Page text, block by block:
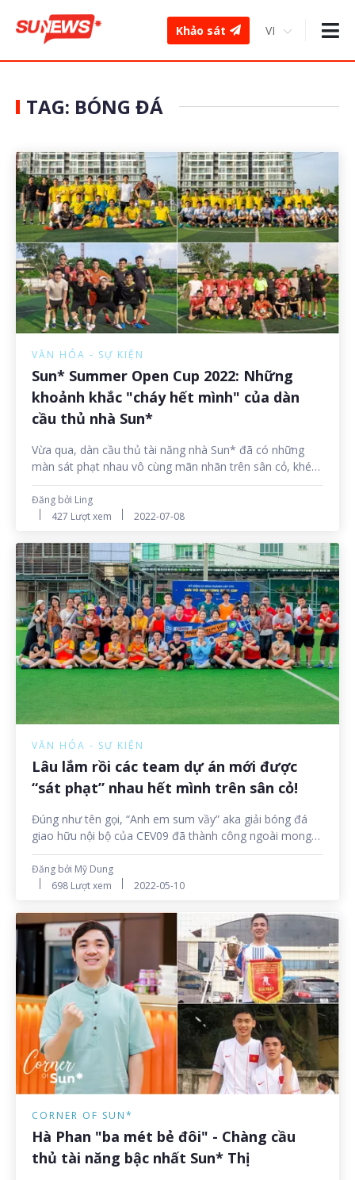
Khảo sát
TAG: BÓNG ĐÁ
VĂN HÓA - SỰ KIỆN
Sun* Summer Open Cup 2022: Những
khoảnh khắc "cháy hết mình" của dàn
cầu thủ nhà Sun*
Vừa qua, dàn cầu thủ tài năng nhà Sun* đã có những
màn sát phạt nhau vô cùng mãn nhãn trên sân cỏ, khép
lại một mùa giải Sun* Summer Open Cup 2022 sôi động
và đáng nhớ. Hãy cùng điểm lại những khoảnh khắc đẹp
của Sun* Summer Open Cup 2022 trong 2 trận bóng
Đăng bởi Ling
427 Lượt xem
2022-07-08
VĂN HÓA - SỰ KIỆN
Lâu lắm rồi các team dự án mới được
“sát phạt” nhau hết mình trên sân cỏ!
Đúng như tên gọi, “Anh em sum vầy” aka giải bóng đá
giao hữu nội bộ của CEV09 đã thành công ngoài mong
đợi, giúp anh chị em giải “cơn khát” thể thao sau 1 năm
ròng làm việc tại nhà.
Đăng bởi Mỹ Dung
698 Lượt xem
2022-05-10
CORNER OF SUN*
Hà Phan "ba mét bẻ đôi" - Chàng cầu
thủ tài năng bậc nhất Sun* Thị